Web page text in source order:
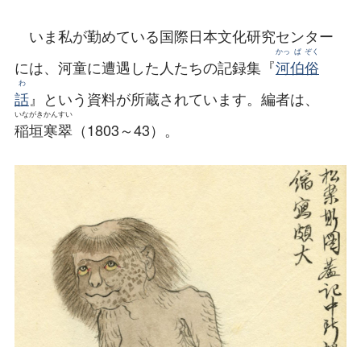
いま私が勤めている国際日本文化研究センター
には、河童に遭遇した人たちの記録集『河
かっ
伯
ぱ
俗
ぞく
話
わ
』という資料が所蔵されています。編者は、
稲垣
いながき
寒翠
かんすい
（1803～43）。